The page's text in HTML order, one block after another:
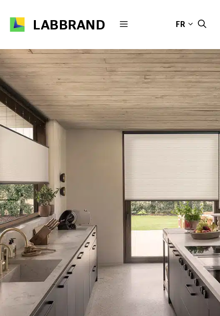
contenu
FR
LABBRAND MENU